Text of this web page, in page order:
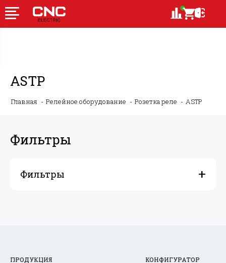
ASTP
Главная Релейное оборудование Розетка реле ASTP
Фильтры
Фильтры
ПРОДУКЦИЯ КОНФИГУРАТОР